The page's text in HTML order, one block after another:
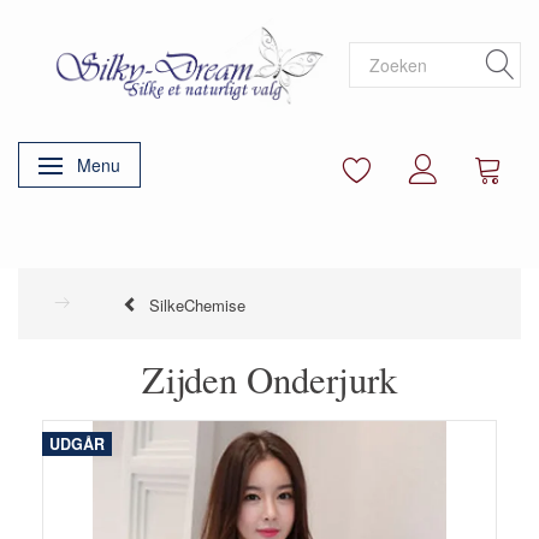
Navigatie in-/uitschakelen
Menu
SilkeChemise
Zijden Onderjurk
UDGÅR